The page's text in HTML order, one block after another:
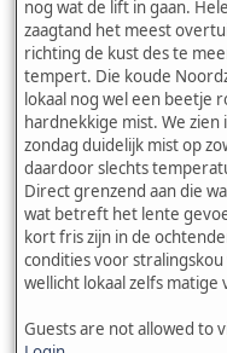
nog wat de lift in gaan.
zaagtand het meest
richting de kust des te
tempert. Die koude
lokaal nog wel een beetje
hardnekkige mist. We
zondag duidelijk mist op
daardoor slechts
Direct grenzend aan die
wat betreft het lente
kort fris zijn in de
condities voor
wellicht lokaal zelfs matige
Guests are not allowed to